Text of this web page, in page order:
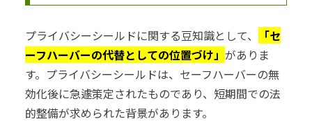
プライバシーシールドに関する豆知識として、
「セ
ーフハーバーの代替としての位置づけ」 がありま
す。プライバシーシールドは、セーフハーバーの無
効化後に急遽策定されたものであり、短期間での法
的整備が求められた背景があります。